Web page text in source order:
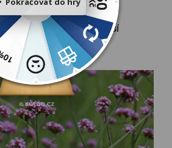
, proto posíláme jen
sazenice za cenu pozdější